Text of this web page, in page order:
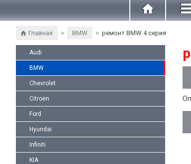
Главная > BMW > ремонт BMW 4 серия
Audi
BMW
Chevrolet
Citroen
Ford
Hyundai
Infiniti
KIA